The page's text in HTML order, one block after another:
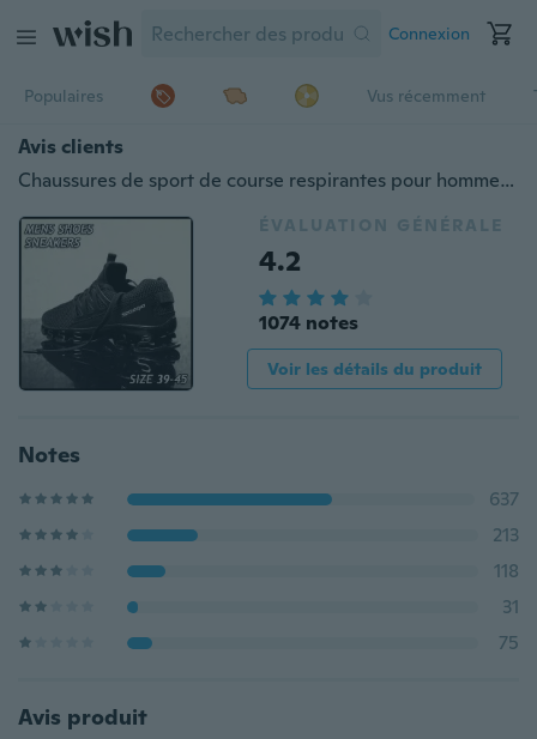
Connexion
Populaires Vus récemment
Avis clients
Chaussures de sport de course respirantes pour hommes, loisirs Chaussures à lacets de loisirs EUR 39-45_WU
ÉVALUATION GÉNÉRALE
4.2
1074 notes
Voir les détails du produit
Notes
637
213
118
31
75
Avis produit